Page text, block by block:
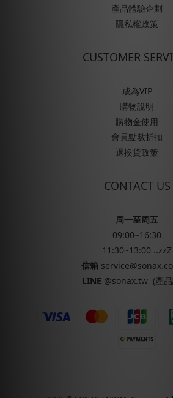
產品體驗企劃
隱私權政策
CUSTOMER
成為VIP
購物說明
購物金使用
會員點數折扣
退換貨政策
CONTACT US
周一至周五
09:00~16:30
11:30~13:00 ..zzZ
信箱
LINE @sonax.tw (產